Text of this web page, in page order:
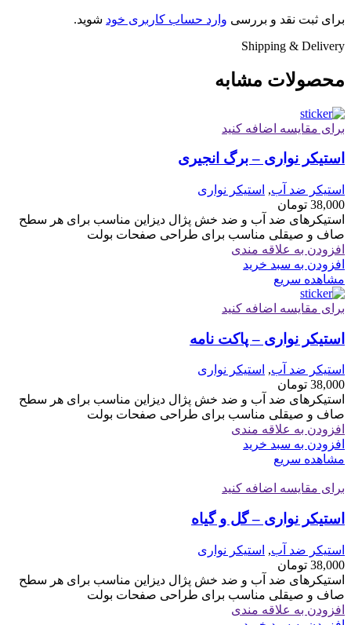
برای ثبت نقد و بررسی وارد حساب کاربری خود شوید.
Shipping & Delivery
محصولات مشابه
برای مقایسه اضافه کنید
استیکر نواری – برگ انجیری
استیکر ضد آب, استیکر نواری
38,000 تومان
استیکرهای ضد آب و ضد خش پژال دیزاین مناسب برای هر سطح
صاف و صیقلی مناسب برای طراحی صفحات بولت
افزودن به علاقه مندی
افزودن به سبد خرید
مشاهده سریع
برای مقایسه اضافه کنید
استیکر نواری – پاکت نامه
استیکر ضد آب, استیکر نواری
38,000 تومان
استیکرهای ضد آب و ضد خش پژال دیزاین مناسب برای هر سطح
صاف و صیقلی مناسب برای طراحی صفحات بولت
افزودن به علاقه مندی
افزودن به سبد خرید
مشاهده سریع
برای مقایسه اضافه کنید
استیکر نواری – گل و گیاه
استیکر ضد آب, استیکر نواری
38,000 تومان
استیکرهای ضد آب و ضد خش پژال دیزاین مناسب برای هر سطح
صاف و صیقلی مناسب برای طراحی صفحات بولت
افزودن به علاقه مندی